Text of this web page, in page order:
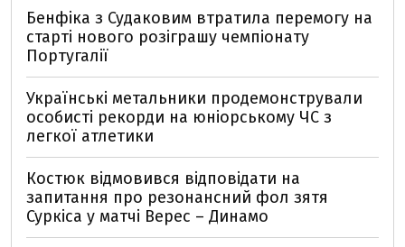
Бенфіка з Судаковим втратила перемогу на
старті нового розіграшу чемпіонату
Португалії
Українські метальники продемонстрували
особисті рекорди на юніорському ЧС з
легкої атлетики
Костюк відмовився відповідати на
запитання про резонансний фол зятя
Суркіса у матчі Верес – Динамо